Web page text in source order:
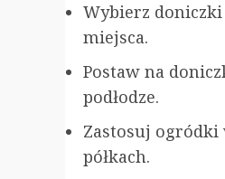
Wybierz
miejsca.
Postaw na
podłodze.
Zastosuj
półkach.